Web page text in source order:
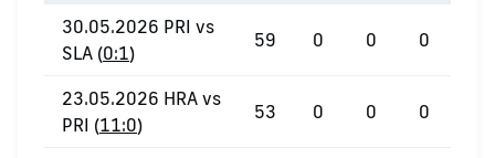
30.05.2026 PRI vs
SLA (0:1)
59 0 0 0
23.05.2026 HRA vs
PRI (11:0)
53 0 0 0